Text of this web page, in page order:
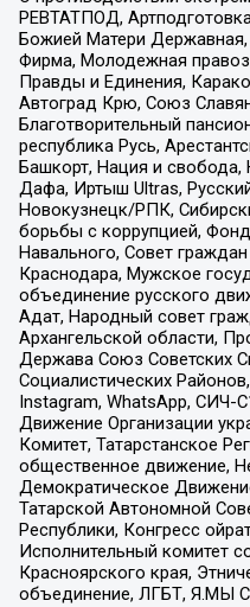
РЕВТАТПОД,
Божией Матери
Фирма, Молодежная
Правды и Единения,
Автоград Крю, Союз
Благотворительный
республика Русь,
Башкорт, Нация и свобода,
Дафа, Иртыш Ultras,
Новокузнецк/РПК,
борьбы с коррупцией,
Навального, Совет
Краснодара, Мужское
объединение русского
Адат, Народный совет
Архангельской области,
Держава Союз Советских
Социалистических
Instagram, WhatsApp, СИЧ-
Движение Организации
Комитет, Татарстанское
общественное движение,
Демократическое
Татарской Автономной
Республики, Конгресс
Исполнительный комитет
Красноярского края,
объединение, ЛГБТ, Я.МЫ